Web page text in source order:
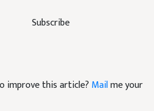
Subscribe
improve this article? Mailme your